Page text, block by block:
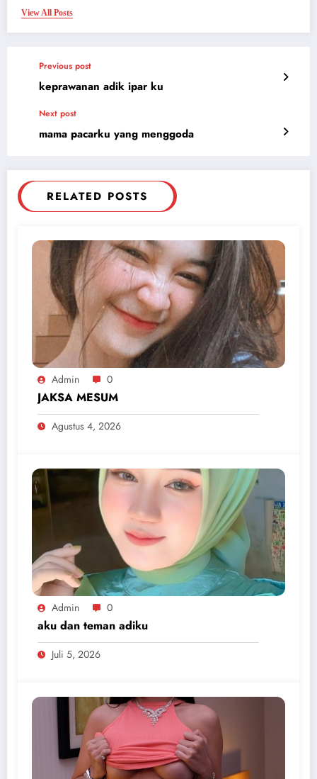
View All Posts
Previous post
keprawanan adik ipar ku
Next post
mama pacarku yang menggoda
RELATED POSTS
Admin 0
JAKSA MESUM
Agustus 4, 2026
Admin 0
aku dan teman adiku
Juli 5, 2026